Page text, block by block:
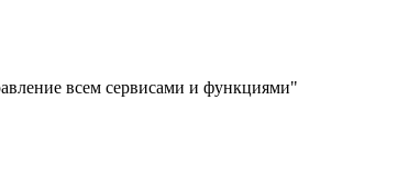
всем сервисами и функциями"